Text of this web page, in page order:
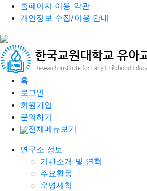
홈페이지 이용 약관
개인정보 수집/이용 안내
홈
로그인
회원가입
문의하기
전체메뉴보기
연구소 정보
기관소개 및 연혁
주요활동
운영세칙